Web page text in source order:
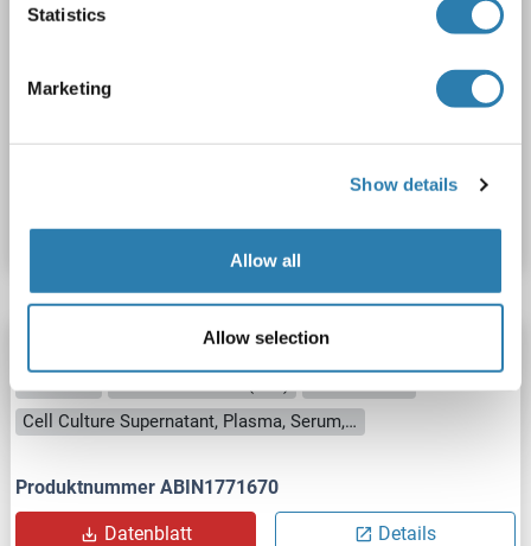
Statistics
Marketing
Show details
Allow all
Allow selection
HNRNPU ELISA Kit
Cell Culture Supernatant, Plasma, Serum, Tissue Homogenate
Produktnummer ABIN1771670
Datenblatt Details